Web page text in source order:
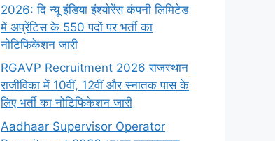
2026: दि न्यू इंडिया इंश्योरेंस कंपनी लिमिटेड
में अप्रेंटिस के 550 पदों पर भर्ती का
नोटिफिकेशन जारी
RGAVP Recruitment 2026 राजस्थान
राजीविका में 10वीं, 12वीं और स्नातक पास के
लिए भर्ती का नोटिफिकेशन जारी
Aadhaar Supervisor Operator